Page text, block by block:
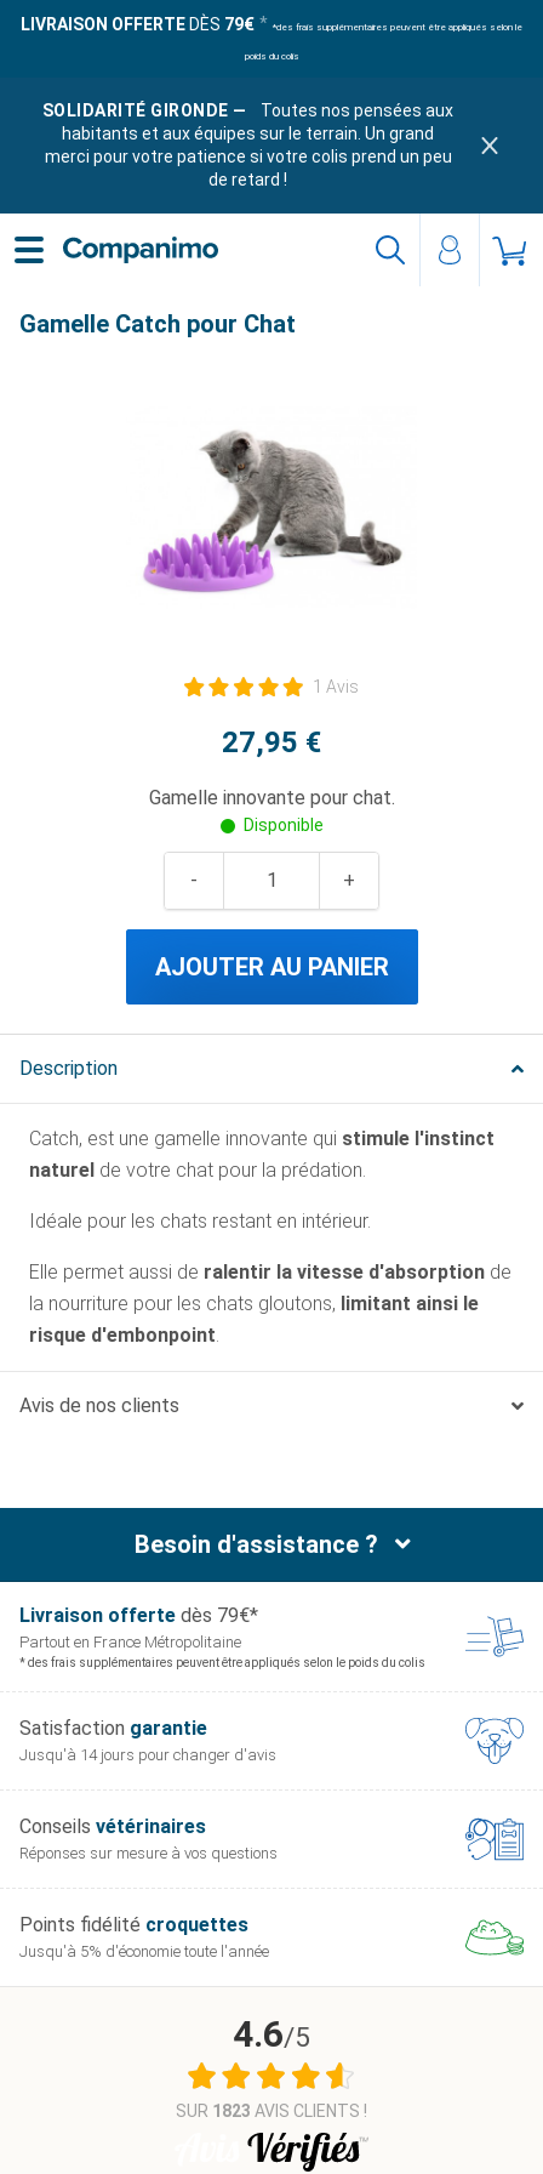
LIVRAISON OFFERTE DÈS 79€ *des frais supplémentaires peuvent être appliqués selon le
poids du colis
SOLIDARITÉ GIRONDE —
Toutes nos pensées aux
habitants et aux équipes sur le terrain. Un grand
merci pour votre patience si votre colis prend un peu
de retard !
Gamelle Catch pour Chat
1 Avis
27,95 €
Gamelle innovante pour chat.
Disponible
AJOUTER AU PANIER
Description
Catch, est une gamelle innovante qui stimule l'instinct
naturel de votre chat pour la prédation.
Idéale pour les chats restant en intérieur.
Elle permet aussi de ralentir la vitesse d'absorption de
la nourriture pour les chats gloutons, limitant ainsi le
risque d'embonpoint
Avis de nos clients
Besoin d'assistance ?
Livraison offerte dès 79€*
Partout en France Métropolitaine
* des frais supplémentaires peuvent être appliqués selon le poids du colis
Satisfaction garantie
Jusqu'à 14 jours pour changer d'avis
Conseils vétérinaires
Réponses sur mesure à vos questions
Points fidélité croquettes
Jusqu'à 5% d'économie toute l'année
4.6/5
SUR 1823 AVIS CLIENTS !